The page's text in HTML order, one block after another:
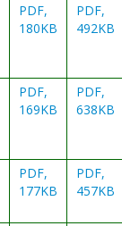
PDF,
180KB
PDF,
492KB
PDF,
169KB
PDF,
638KB
PDF,
177KB
PDF,
457KB